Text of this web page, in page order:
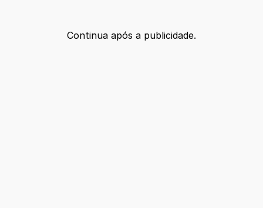
Continua após a publicidade.